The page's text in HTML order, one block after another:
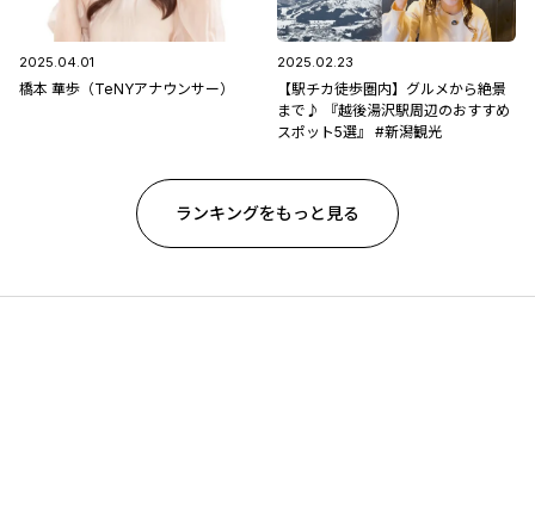
2025.04.01
橋本 華歩（TeNYアナウンサー）
2025.02.23
【駅チカ徒歩圏内】グルメから絶景
まで♪ 『越後湯沢駅周辺のおすすめ
スポット5選』 #新潟観光
ランキングをもっと見る